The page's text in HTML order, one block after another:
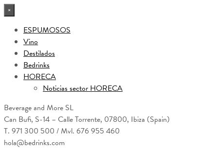
×
ESPUMOSOS
Vino
Destilados
Bedrinks
HORECA
Noticias sector HORECA
Beverage and More SL
Can Bufi, S-14 – Calle Torrente, 07800, Ibiza (Spain)
T. 971 300 500 / Mvl. 676 955 460
hola@bedrinks.com